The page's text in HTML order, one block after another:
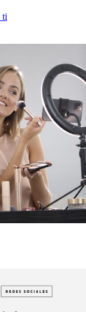
ti